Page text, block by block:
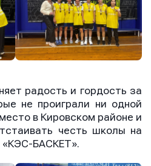
радость и гордость за
не проиграли ни одной
в Кировском районе и
честь школы на
«КЭС-БАСКЕТ».